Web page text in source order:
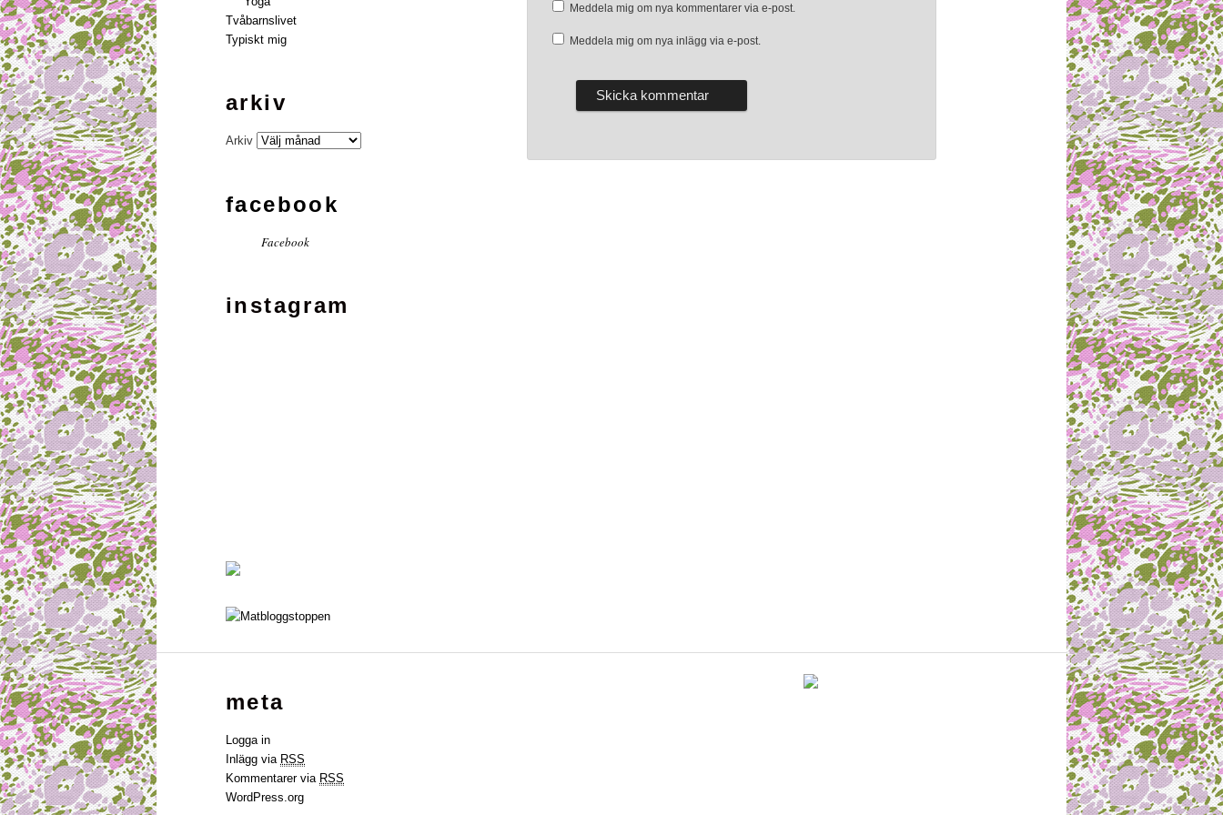
Meddela mig om nya kommentarer via e-post.
Meddela mig om nya inlägg via e-post.
Tvåbarnslivet
Typiskt mig
arkiv
Arkiv
facebook
Facebook
instagram
meta
Logga in
Inlägg via RSS
Kommentarer via RSS
WordPress.org